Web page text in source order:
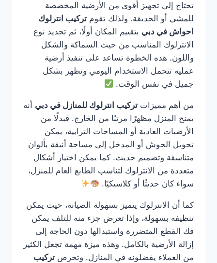
تحتاج إلى تجهيز أقوى من الأرضية المخصصة
للمشي أو الحديقة. ولذلك تقوم تركيب انترلوك
احواش في دبي بتقييم المكان أولًا، ثم تحديد نوع
الانترلوك المناسب من حيث السماكة والشكل
واللون. هذه الخطوة تساعد على تنفيذ أرضية
عملية تتحمل الاستخدام اليومي وتظهر بشكل
جميل في نفس الوقت.
من أهم مميزات تركيب انترلوك للمنازل في دبي أنه
يمنح المنزل مظهرًا مرتبًا من الخارج. فبدلًا من
الأرضيات العادية أو المساحات الترابية، يمكن
تحويل الحوش أو المدخل إلى مساحة أنيقة بألوان
متناسقة وتصميم حديث. كما يمكن اختيار أشكال
متعددة من الانترلوك لتناسب الطابع العام للمنزل،
سواء كان حديثًا أو كلاسيكيًا.
كما أن الانترلوك يتميز بسهولة الصيانة، حيث يمكن
تنظيفه بسهولة، وإذا تعرض جزء منه للتلف يمكن
فك القطع المتضررة واستبدالها دون الحاجة إلى
إزالة الأرضية بالكامل. وهذه ميزة مهمة تجعل الكثير
من العملاء يفضلونه في المنازل. وتحرص تركيب